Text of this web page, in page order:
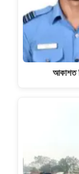
আকাশত